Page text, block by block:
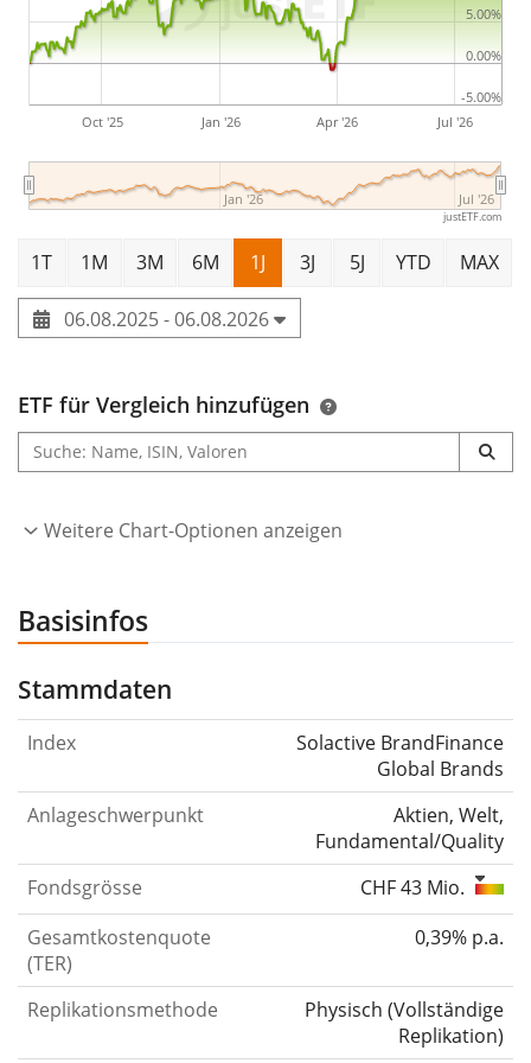
Oct '25 Jan '26 Apr '26 Jul '26
Jan '26 Jul '26
-5.00%
0.00%
5.00%
justETF.com
1T 1M 3M 6M 1J 3J 5J YTD MAX
06.08.2025 - 06.08.2026
ETF für Vergleich hinzufügen
Weitere Chart-Optionen anzeigen
Basisinfos
Stammdaten
Index
Solactive BrandFinance
Global Brands
Anlageschwerpunkt
Aktien, Welt,
Fundamental/Quality
Fondsgrösse
CHF 43 Mio.
Gesamtkostenquote
(TER)
0,39% p.a.
Replikationsmethode Physisch (Vollständige
Replikation)